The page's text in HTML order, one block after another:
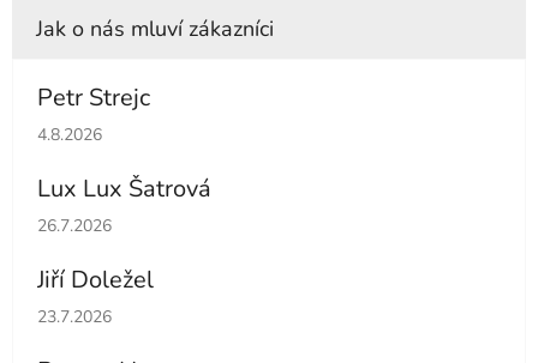
Petr Strejc
Hodnocení obchodu je 5 z 5 hvězdiček.
4.8.2026
Lux Lux Šatrová
Hodnocení obchodu je 5 z 5 hvězdiček.
26.7.2026
Jiří Doležel
Hodnocení obchodu je 5 z 5 hvězdiček.
23.7.2026